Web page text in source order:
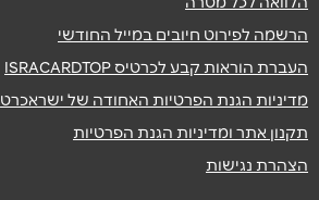
הרשמה לפירוט חיובים במייל החודשי
העברת הוראות קבע לכרטיס ISRACARDTOP
מדיניות הגנת הפרטיות האחודה של ישראכרט
תקנון אתר ומדיניות הגנת הפרטיות
הצהרת נגישות